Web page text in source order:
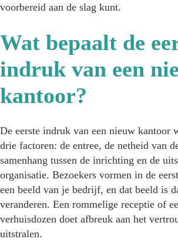
voorbereid aan de slag kunt.
Wat bepaalt de
indruk van een
kantoor?
De eerste indruk van een nieuw kantoor
drie factoren: de entree, de netheid van
samenhang tussen de inrichting en de
organisatie. Bezoekers vormen in de
een beeld van je bedrijf, en dat beeld is
veranderen. Een rommelige receptie of
verhuisdozen doet afbreuk aan het
uitstralen.